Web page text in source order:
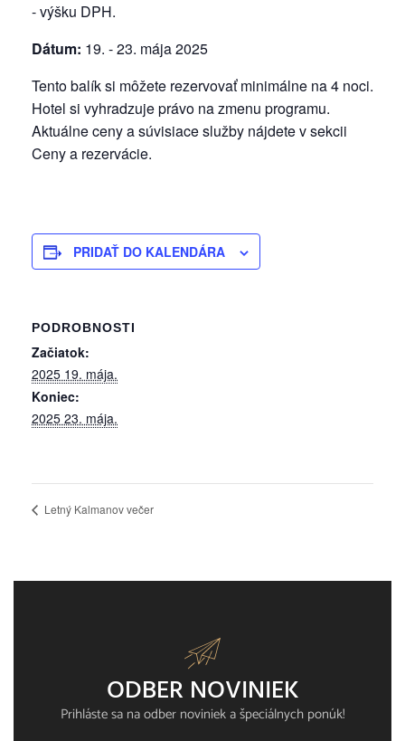
- výšku DPH.
Dátum: 19. - 23. mája 2025
Tento balík si môžete rezervovať minimálne na 4 noci.
Hotel si vyhradzuje právo na zmenu programu.
Aktuálne ceny a súvisiace služby nájdete v sekcii
Ceny a rezervácie.
PRIDAŤ DO KALENDÁRA
PODROBNOSTI
Začiatok:
2025 19. mája.
Koniec:
2025 23. mája.
Letný Kalmanov večer
ODBER NOVINIEK
Prihláste sa na odber noviniek a špeciálnych ponúk!